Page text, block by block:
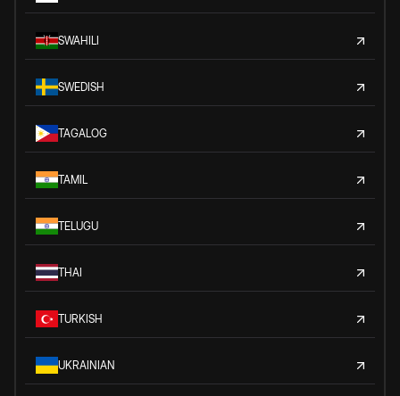
SWAHILI
SWEDISH
TAGALOG
TAMIL
TELUGU
THAI
TURKISH
UKRAINIAN